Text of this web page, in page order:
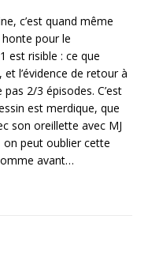
c’est quand même
honte pour le
est risible : ce que
l’évidence de retour à
2/3 épisodes. C’est
est merdique, que
son oreillette avec MJ
on peut oublier cette
avant…